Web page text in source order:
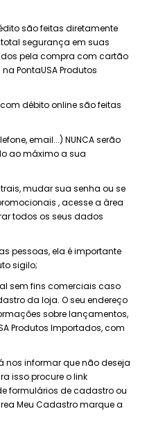
são feitas diretamente
total segurança em suas
pela compra com cartão
PontaUSAProdutos
débito online são feitas
email...) NUNCA serão
aomáximo a sua
mudar sua senha ou se
, acesse a àrea
todos os seus dados
pessoas, ela é importante
sigilo;
sem fins comerciais caso
da loja. O seu endereço
sobre lançamentos,
Produtos Importados, com
nos informar que não deseja
isso procure o link
formulários de cadastro ou
Meu Cadastro marque a